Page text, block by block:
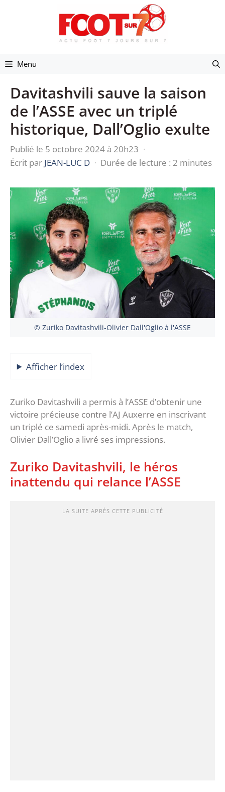
Menu
Davitashvili sauve la saison
de l’ASSE avec un triplé
historique, Dall’Oglio exulte
Publié le 5 octobre 2024 à 20h23 ·
Écrit par JEAN-LUC D · Durée de lecture : 2 minutes
© Zuriko Davitashvili-Olivier Dall'Oglio à l'ASSE
Afficher l’index
Zuriko Davitashvili a permis à l’ASSE d’obtenir une
victoire précieuse contre l’AJ Auxerre en inscrivant
un triplé ce samedi après-midi. Après le match,
Olivier Dall’Oglio a livré ses impressions.
Zuriko Davitashvili, le héros
inattendu qui relance l’ASSE
LA SUITE APRÈS CETTE PUBLICITÉ